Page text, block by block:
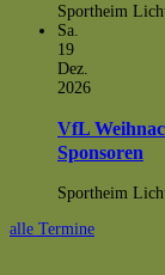
Sportheim
Sa.
19
Dez.
2026
VfL
Sponsoren
Sportheim
alle Termine